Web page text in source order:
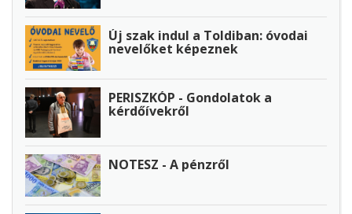
Új szak indul a Toldiban: óvodai
nevelőket képeznek
PERISZKÓP - Gondolatok a
kérdőívekről
NOTESZ - A pénzről